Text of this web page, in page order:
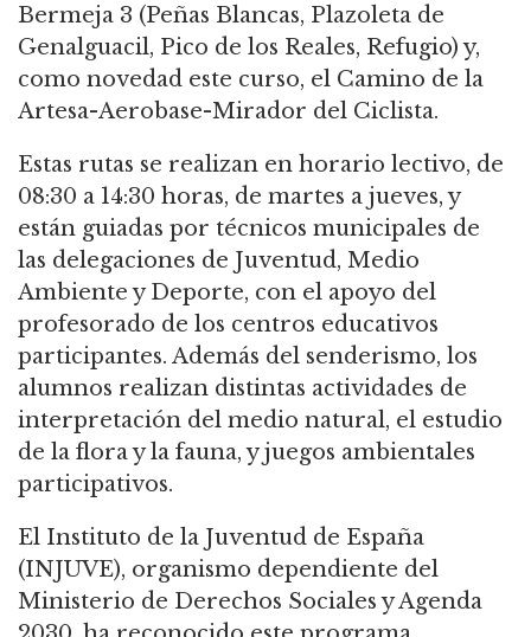
Bermeja 3 (Peñas Blancas, Plazoleta de
Genalguacil, Pico de los Reales, Refugio) y,
como novedad este curso, el Camino de la
Artesa-Aerobase-Mirador del Ciclista.
Estas rutas se realizan en horario lectivo, de
08:30 a 14:30 horas, de martes a jueves, y
están guiadas por técnicos municipales de
las delegaciones de Juventud, Medio
Ambiente y Deporte, con el apoyo del
profesorado de los centros educativos
participantes. Además del senderismo, los
alumnos realizan distintas actividades de
interpretación del medio natural, el estudio
de la flora y la fauna, y juegos ambientales
participativos.
El Instituto de la Juventud de España
(INJUVE), organismo dependiente del
Ministerio de Derechos Sociales y Agenda